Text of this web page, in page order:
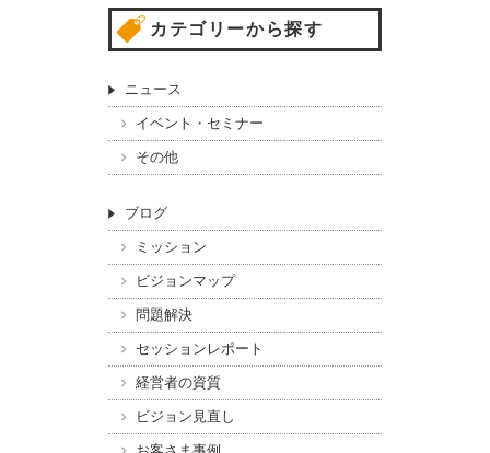
カテゴリーから探す
ニュース
イベント・セミナー
その他
ブログ
ミッション
ビジョンマップ
問題解決
セッションレポート
経営者の資質
ビジョン見直し